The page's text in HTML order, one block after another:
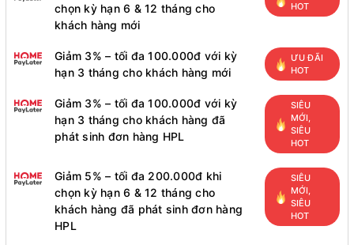
chọn kỳ hạn 6 & 12 tháng cho
khách hàng mới
HOT
Giảm 3% – tối đa 100.000đ với kỳ
hạn 3 tháng cho khách hàng mới
ƯU ĐÃI
HOT
Giảm 3% – tối đa 100.000đ với kỳ
hạn 3 tháng cho khách hàng đã
phát sinh đơn hàng HPL
SIÊU
MỚI,
SIÊU
HOT
Giảm 5% – tối đa 200.000đ khi
chọn kỳ hạn 6 & 12 tháng cho
khách hàng đã phát sinh đơn hàng
HPL
SIÊU
MỚI,
SIÊU
HOT